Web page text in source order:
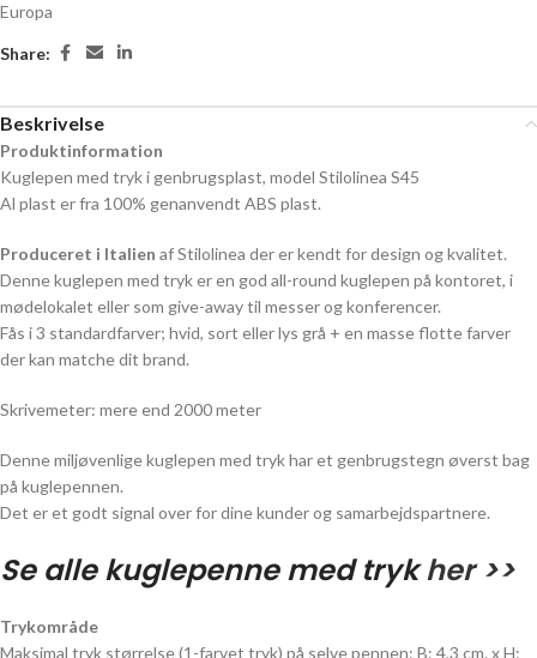
Europa
Share:
Beskrivelse
Produktinformation
Kuglepen med tryk i genbrugsplast, model Stilolinea S45
Al plast er fra 100% genanvendt ABS plast.
Produceret i Italien af Stilolinea der er kendt for design og kvalitet.
Denne kuglepen med tryk er en god all-round kuglepen på kontoret, i
mødelokalet eller som give-away til messer og konferencer.
Fås i 3 standardfarver; hvid, sort eller lys grå + en masse flotte farver
der kan matche dit brand.
Skrivemeter: mere end 2000 meter
Denne miljøvenlige kuglepen med tryk har et genbrugstegn øverst bag
på kuglepennen.
Det er et godt signal over for dine kunder og samarbejdspartnere.
Se alle kuglepenne med trykher >>
Trykområde
Maksimal tryk størrelse (1-farvet tryk) på selve pennen: B: 4,3 cm. x H: